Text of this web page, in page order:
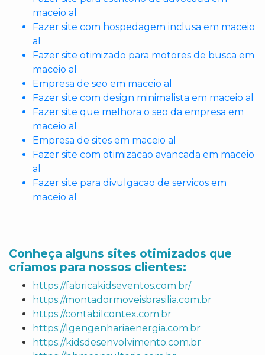
maceio al
Fazer site com hospedagem inclusa em maceio
al
Fazer site otimizado para motores de busca em
maceio al
Empresa de seo em maceio al
Fazer site com design minimalista em maceio al
Fazer site que melhora o seo da empresa em
maceio al
Empresa de sites em maceio al
Fazer site com otimizacao avancada em maceio
al
Fazer site para divulgacao de servicos em
maceio al
Conheça alguns sites otimizados que
criamos para nossos clientes:
https://fabricakidseventos.com.br/
https://montadormoveisbrasilia.com.br
https://contabilcontex.com.br
https://lgengenhariaenergia.com.br
https://kidsdesenvolvimento.com.br